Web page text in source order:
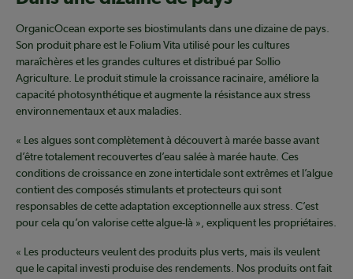
OrganicOcean exporte ses biostimulants dans une dizaine de pays.
Son produit phare est le Folium Vita utilisé pour les cultures
maraîchères et les grandes cultures et distribué par Sollio
Agriculture. Le produit stimule la croissance racinaire, améliore la
capacité photosynthétique et augmente la résistance aux stress
environnementaux et aux maladies.
« Les algues sont complètement à découvert à marée basse avant
d’être totalement recouvertes d’eau salée à marée haute. Ces
conditions de croissance en zone intertidale sont extrêmes et l’algue
contient des composés stimulants et protecteurs qui sont
responsables de cette adaptation exceptionnelle aux stress. C’est
pour cela qu’on valorise cette algue-là », expliquent les propriétaires.
« Les producteurs veulent des produits plus verts, mais ils veulent
que le capital investi produise des rendements. Nos produits ont fait